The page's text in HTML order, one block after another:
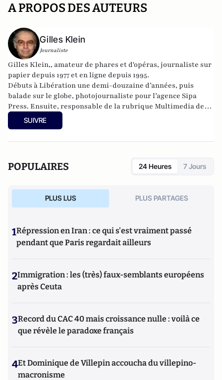
A PROPOS DES AUTEURS
Gilles Klein
Journaliste
Gilles Klein,, amateur de phares et d'opéras, journaliste sur
papier depuis 1977 et en ligne depuis 1995.
Débuts à Libération une demi-douzaine d’années, puis
balade sur le globe, photojournaliste pour l’agence Sipa
Press. Ensuite, responsable de la rubrique Multimedia de
ELLE, avant d’écrire sur les médias à Arrêt sur Images et de
collaborer avec Atlantico. Par ailleurs fut blogueur, avec Le
SUIVRE
POPULAIRES 24 Heures 7 Jours
PLUS LUS PLUS PARTAGES
1Répression en Iran : ce qui s'est vraiment passé
pendant que Paris regardait ailleurs
2Immigration : les (très) faux-semblants européens
après Ceuta
3Record du CAC 40 mais croissance nulle : voilà ce
que révèle le paradoxe français
4Et Dominique de Villepin accoucha du villepino-
macronisme